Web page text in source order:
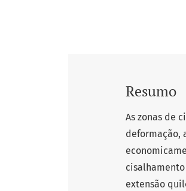
Resumo
As zonas de
deformação,
cisalhamento
extensão